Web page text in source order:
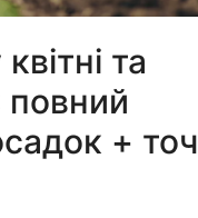
та
повний
+